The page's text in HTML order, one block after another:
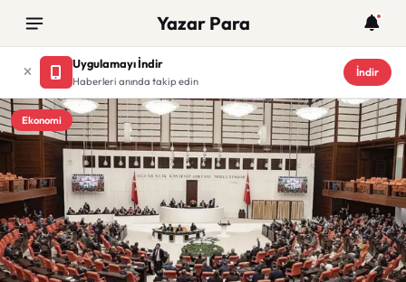
Yazar Para
Uygulamayı İndir
Haberleri anında takip edin
İndir
Ekonomi